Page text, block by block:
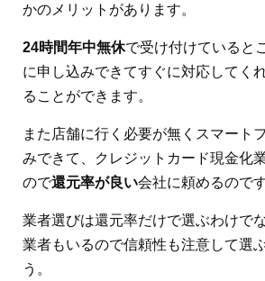
かのメリットがあります。
24時間年中無休で受け付けていると
に申し込みできてすぐに対応してく
ることができます。
また店舗に行く必要が無くスマート
みできて、クレジットカード現金化
ので還元率が良い会社に頼めるのです
業者選びは還元率だけで選ぶわけで
業者もいるので信頼性も注意して選
う。